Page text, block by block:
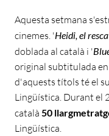
Aquesta setmana
cinemes. 'Heidi, el
doblada al català i '
original subtitulada
d'aquests títols té el
Lingüística. Durant el
català 50
Lingüística.